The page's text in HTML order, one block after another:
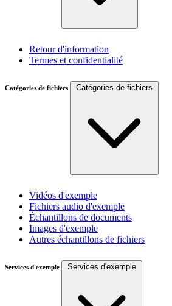
Retour d'information
Termes et confidentialité
Catégories de fichiers Catégories de fichiers
Vidéos d'exemple
Fichiers audio d'exemple
Échantillons de documents
Images d'exemple
Autres échantillons de fichiers
Services d'exemple Services d'exemple